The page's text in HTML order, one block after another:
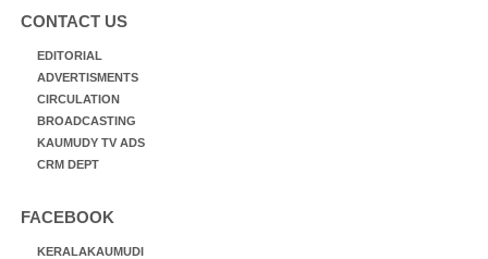
CONTACT US
EDITORIAL
ADVERTISMENTS
CIRCULATION
BROADCASTING
KAUMUDY TV ADS
CRM DEPT
FACEBOOK
KERALAKAUMUDI